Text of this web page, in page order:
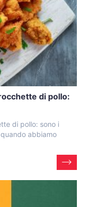
di pollo:
di pollo: sono i
abbiamo